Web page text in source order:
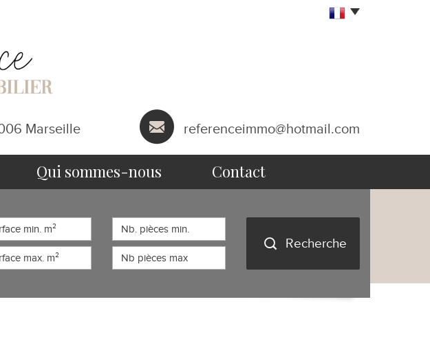
Marseille referenceimmo@hotmail.com
qui sommes-nous contact
Recherche